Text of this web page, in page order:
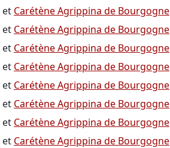
et Carétène Agrippina de Bourgogne
et Carétène Agrippina de Bourgogne
et Carétène Agrippina de Bourgogne
et Carétène Agrippina de Bourgogne
et Carétène Agrippina de Bourgogne
et Carétène Agrippina de Bourgogne
et Carétène Agrippina de Bourgogne
et Carétène Agrippina de Bourgogne